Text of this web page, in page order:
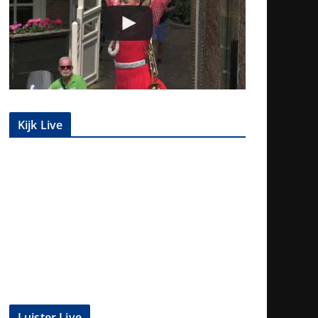
Kijk Live